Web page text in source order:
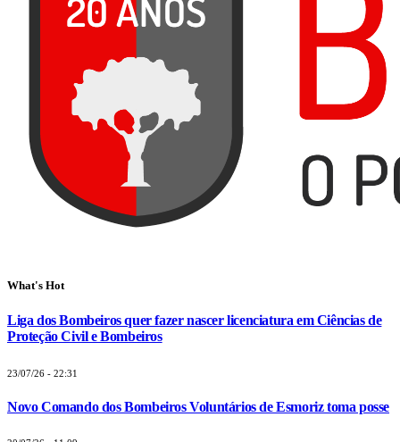
What's Hot
Liga dos Bombeiros quer fazer nascer licenciatura em Ciências de
Proteção Civil e Bombeiros
23/07/26 - 22:31
Novo Comando dos Bombeiros Voluntários de Esmoriz toma posse